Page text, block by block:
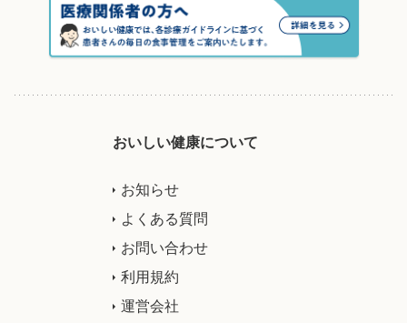
おいしい健康について
お知らせ
よくある質問
お問い合わせ
利用規約
運営会社